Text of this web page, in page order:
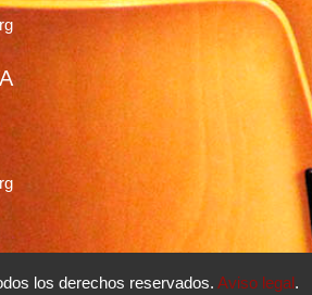
los derechos reservados. Aviso legal.